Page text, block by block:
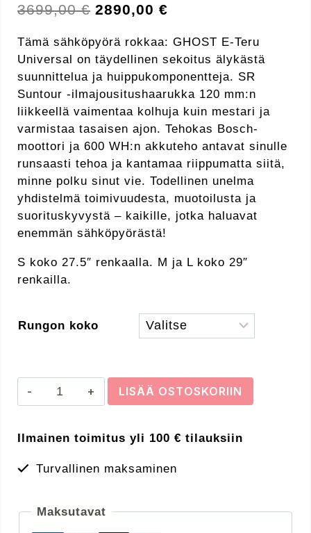
3699,00€ Alkuperäinen
oli:
3699,00 €.
2890,00 €
on:
2890,00 €.
Tämä sähköpyörä rokkaa: GHOST E-Teru
Universal on täydellinen sekoitus älykästä
suunnittelua ja huippukomponentteja. SR
Suntour -ilmajousitushaarukka 120 mm:n
liikkeellä vaimentaa kolhuja kuin mestari ja
varmistaa tasaisen ajon. Tehokas Bosch-
moottori ja 600 WH:n akkuteho antavat sinulle
runsaasti tehoa ja kantamaa riippumatta siitä,
minne polku sinut vie. Todellinen unelma
yhdistelmä toimivuudesta, muotoilusta ja
suorituskyvystä – kaikille, jotka haluavat
enemmän sähköpyörästä!
S koko 27.5″ renkaalla. M ja L koko 29″
renkailla.
Rungon koko
GHOST
E-
UNIVERSAL
määrä
LISÄÄ OSTOSKORIIN
Ilmainen toimitus yli 100 € tilauksiin
Turvallinen maksaminen
Maksutavat